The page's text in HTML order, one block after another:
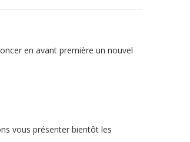
en avant première un nouvel
vous présenter bientôt les